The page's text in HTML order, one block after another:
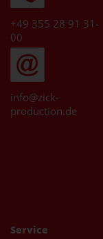
+49 355 28 91 31-
00
info@zick-
production.de
Service